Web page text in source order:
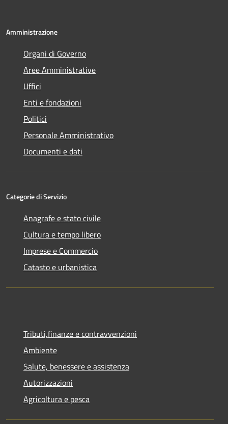
Amministrazione
Organi di Governo
Aree Amministrative
Uffici
Enti e fondazioni
Politici
Personale Amministrativo
Documenti e dati
Categorie di Servizio
Anagrafe e stato civile
Cultura e tempo libero
Imprese e Commercio
Catasto e urbanistica
Tributi,finanze e contravvenzioni
Ambiente
Salute, benessere e assistenza
Autorizzazioni
Agricoltura e pesca